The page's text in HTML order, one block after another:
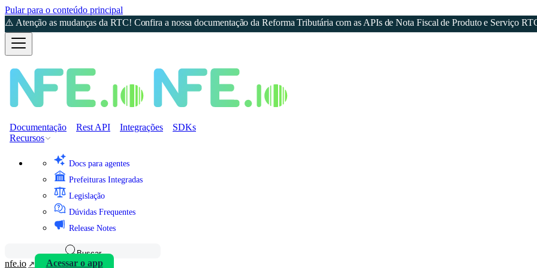
Pular para o conteúdo principal
⚠️ Atenção as mudanças da RTC! Confira a nossa documentação da Reforma Tributária com as APIs de Nota Fiscal de Produto e Serviço
Documentação Rest API Integrações
SDKs
Recursos
Docs para agentes
Prefeituras Integradas
Legislação
Dúvidas Frequentes
Release Notes
Buscar
nfe.io Acessar o app